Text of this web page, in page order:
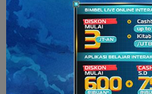
dari sekarang!
Bidang Energi
Pemanfaatan Biologi dalam
energi alternatif, seperti